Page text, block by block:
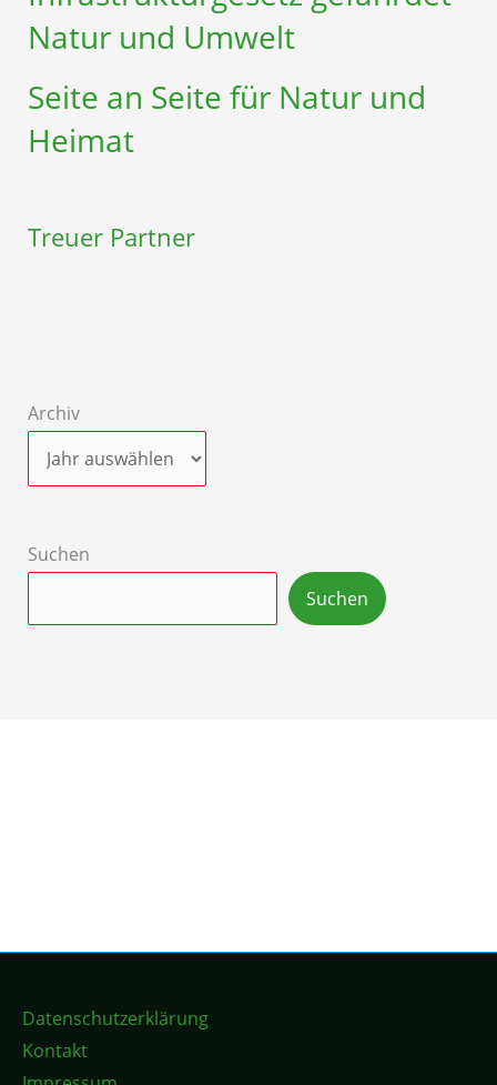
Natur und Umwelt
Seite an Seite für Natur und
Heimat
Treuer Partner
Archiv
Suchen
Suchen
Datenschutzerklärung
Kontakt